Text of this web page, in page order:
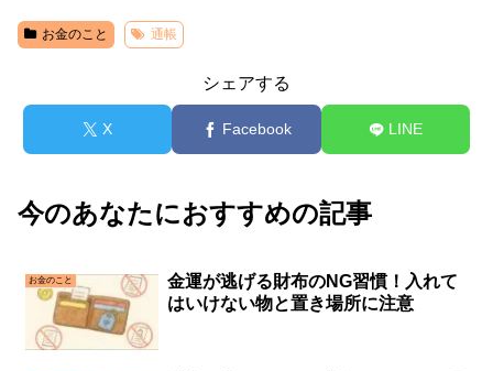
お金のこと 通帳
シェアする
X Facebook LINE
今のあなたにおすすめの記事
お金のこと
金運が逃げる財布のNG習慣！入れて
はいけない物と置き場所に注意